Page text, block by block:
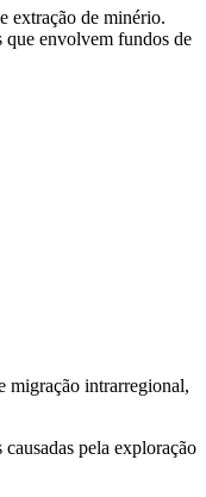
extração de minério.
que envolvem fundos de
migração intrarregional,
pela exploração